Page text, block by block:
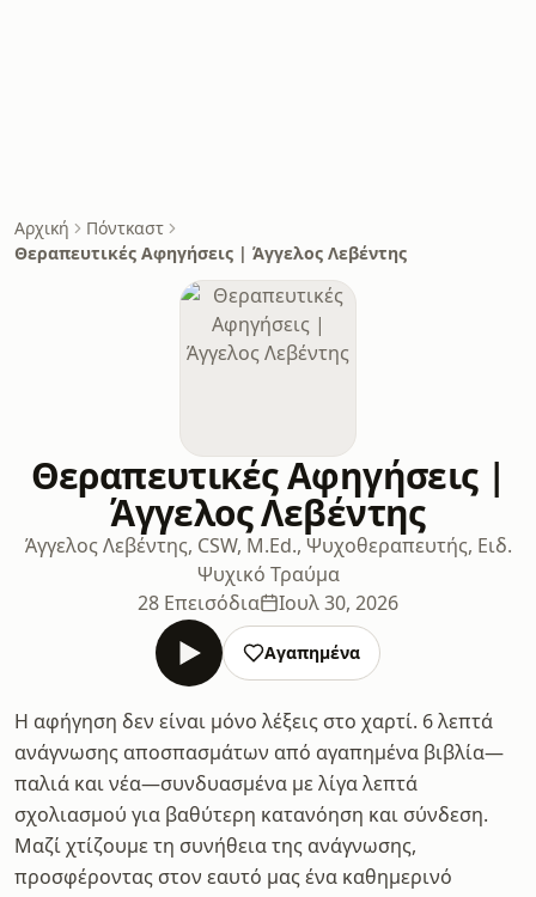
Αρχική
Πόντκαστ
Θεραπευτικές Αφηγήσεις | Άγγελος Λεβέντης
Θεραπευτικές Αφηγήσεις |
Άγγελος Λεβέντης
Άγγελος Λεβέντης, CSW, M.Ed., Ψυχοθεραπευτής, Ειδ.
Ψυχικό Τραύμα
28 Επεισόδια
Ιουλ 30, 2026
Αγαπημένα
Η αφήγηση δεν είναι μόνο λέξεις στο χαρτί. 6 λεπτά
ανάγνωσης αποσπασμάτων από αγαπημένα βιβλία—
παλιά και νέα—συνδυασμένα με λίγα λεπτά
σχολιασμού για βαθύτερη κατανόηση και σύνδεση.
Μαζί χτίζουμε τη συνήθεια της ανάγνωσης,
προσφέροντας στον εαυτό μας ένα καθημερινό